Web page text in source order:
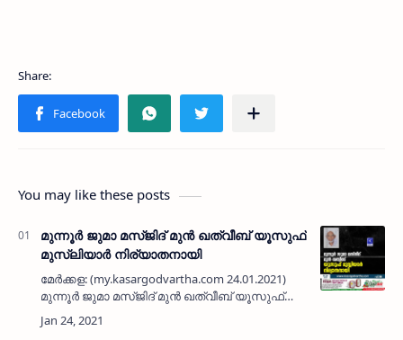
You may like these posts
മുന്നൂർ ജുമാ മസ്ജിദ് മുൻ ഖത്വീബ് യൂസുഫ്
മുസ്ലിയാർ നിര്യാതനായി
മേർക്കള: (my.kasargodvartha.com 24.01.2021)
മുന്നൂർ ജുമാ മസ്ജിദ് മുൻ ഖത്വീബ് യൂസുഫ്
മുസ്ലിയാർ (74) നിര്യാതനായി. 25
വർഷത്തോളം മുന്നൂർ ജുമാ മസ്ജിദിൽ